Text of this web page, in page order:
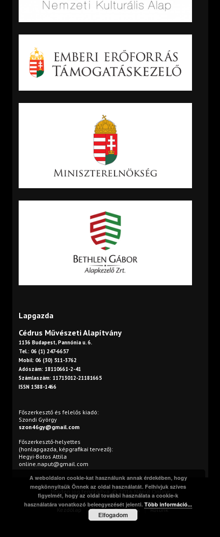
Lapgazda
Cédrus Művészeti Alapítvány
1136 Budapest, Pannónia u. 6.
Tel.: 06 (1) 247-6657
Mobil: 06 (30) 511-3762
Adószám: 18110661-2-41
Számlaszám: 11713012-21181665
ISSN 1588-1466
Főszerkesztő és felelős kiadó:
Szondi György
szon46gy@gmail.com
Főszerkesztő-helyettes
(honlapgazda, képgrafikai tervező):
Hegyi-Botos Attila
online.naput@gmail.com
Minden jog fenntartva. © 2016 Napút Online
Kezdőlap Print Szerzőink Rólunk
A weboldalon cookie-kat használunk annak érdekében, hogy
megkönnyítsük Önnek az oldal használatát. Felhívjuk szíves
figyelmét, hogy az oldal további használata a cookie-k
használatára vonatkozó beleegyezését jelenti.Több információ...
Elfogadom